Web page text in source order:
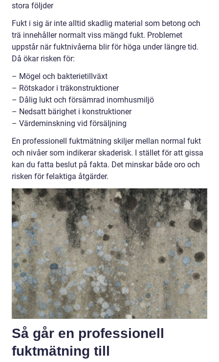
stora följder
Fukt i sig är inte alltid skadlig material som betong och
trä innehåller normalt viss mängd fukt. Problemet
uppstår när fuktnivåerna blir för höga under längre tid.
Då ökar risken för:
– Mögel och bakterietillväxt
– Rötskador i träkonstruktioner
– Dålig lukt och försämrad inomhusmiljö
– Nedsatt bärighet i konstruktioner
– Värdeminskning vid försäljning
En professionell fuktmätning skiljer mellan normal fukt
och nivåer som indikerar skaderisk. I stället för att gissa
kan du fatta beslut på fakta. Det minskar både oro och
risken för felaktiga åtgärder.
Så går en professionell
fuktmätning till